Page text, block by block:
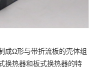
成Ω形与带折流板的壳体组
换热器和板式换热器的特